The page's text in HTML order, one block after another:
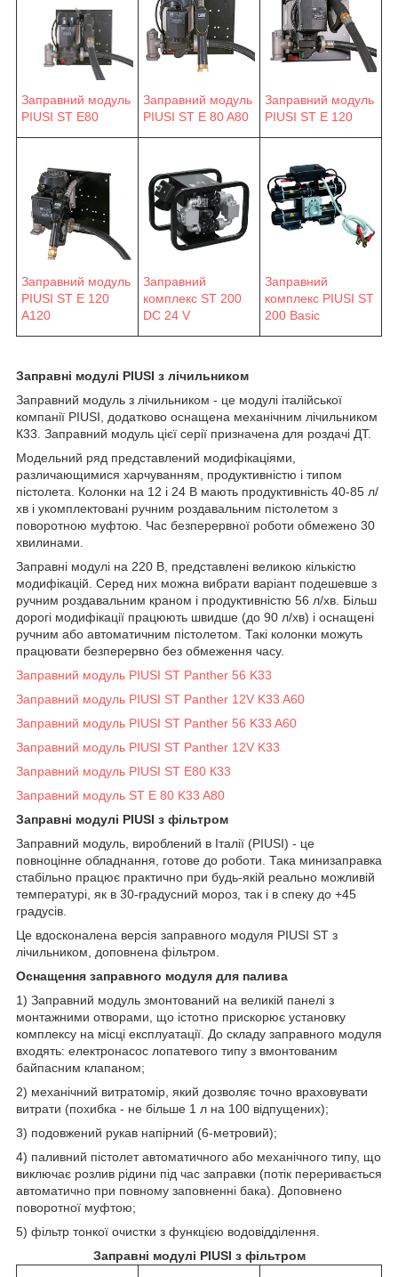
Заправний модуль
PIUSI ST E80
Заправний модуль
PIUSI ST E 80 A80
Заправний модуль
PIUSI ST E 120
Заправний модуль
PIUSI ST E 120
A120
Заправний
комплекс ST 200
DC 24 V
Заправний
комплекс PIUSI ST
200 Basic
Заправні модулі PIUSI з лічильником
Заправний модуль з лічильником - це модулі італійської
компанії PIUSI, додатково оснащена механічним лічильником
К33. Заправний модуль цієї серії призначена для роздачі ДТ.
Модельний ряд представлений модифікаціями,
различающимися харчуванням, продуктивністю і типом
пістолета. Колонки на 12 і 24 В мають продуктивність 40-85 л/
хв і укомплектовані ручним роздавальним пістолетом з
поворотною муфтою. Час безперервної роботи обмежено 30
хвилинами.
Заправні модулі на 220 В, представлені великою кількістю
модифікацій. Серед них можна вибрати варіант подешевше з
ручним роздавальним краном і продуктивністю 56 л/хв. Більш
дорогі модифікації працюють швидше (до 90 л/хв) і оснащені
ручним або автоматичним пістолетом. Такі колонки можуть
працювати безперервно без обмеження часу.
Заправний модуль PIUSI ST Panther 56 K33
Заправний модуль PIUSI ST Panther 12V K33 A60
Заправний модуль PIUSI ST Panther 56 K33 A60
Заправний модуль PIUSI ST Panther 12V K33
Заправний модуль PIUSI ST E80 К33
Заправний модуль ST E 80 K33 A80
Заправні модулі PIUSI з фільтром
Заправний модуль, вироблений в Італії (PIUSI) - це
повноцінне обладнання, готове до роботи. Така минизаправка
стабільно працює практично при будь-якій реально можливій
температурі, як в 30-градусний мороз, так і в спеку до +45
градусів.
Це вдосконалена версія заправного модуля PIUSI ST з
лічильником, доповнена фільтром.
Оснащення заправного модуля для палива
1) Заправний модуль змонтований на великій панелі з
монтажними отворами, що істотно прискорює установку
комплексу на місці експлуатації. До складу заправного модуля
входять: електронасос лопатевого типу з вмонтованим
байпасним клапаном;
2) механічний витратомір, який дозволяє точно враховувати
витрати (похибка - не більше 1 л на 100 відпущених);
3) подовжений рукав напірний (6-метровий);
4) паливний пістолет автоматичного або механічного типу, що
виключає розлив рідини під час заправки (потік переривається
автоматично при повному заповненні бака). Доповнено
поворотної муфтою;
5) фільтр тонкої очистки з функцією водовідділення.
Заправні модулі PIUSI з фільтром